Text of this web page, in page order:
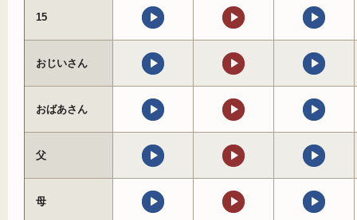
15
おじいさん
おばあさん
父
母